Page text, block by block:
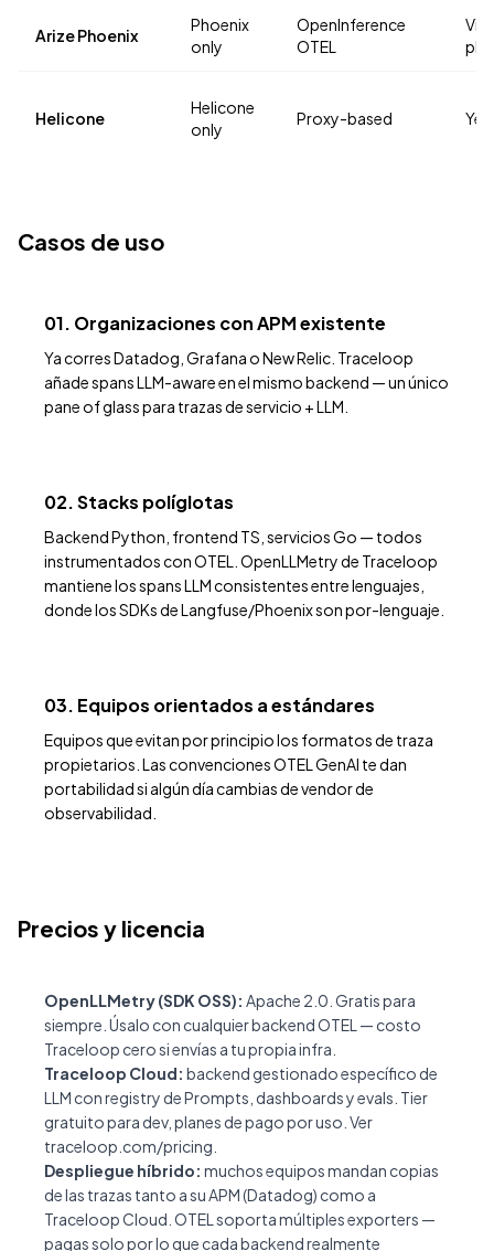
Arize Phoenix
Phoenix
only
OpenInference
OTEL
Via
Helicone
Helicone
only
Proxy-based Yes
Casos de uso
01. Organizaciones con APM existente
Ya corres Datadog, Grafana o New Relic. Traceloop
añade spans LLM-aware en el mismo backend — un único
pane of glass para trazas de servicio + LLM.
02. Stacks políglotas
Backend Python, frontend TS, servicios Go — todos
instrumentados con OTEL. OpenLLMetry de Traceloop
mantiene los spans LLM consistentes entre lenguajes,
donde los SDKs de Langfuse/Phoenix son por-lenguaje.
03. Equipos orientados a estándares
Equipos que evitan por principio los formatos de traza
propietarios. Las convenciones OTEL GenAI te dan
portabilidad si algún día cambias de vendor de
observabilidad.
Precios y licencia
OpenLLMetry (SDK OSS): Apache 2.0. Gratis para
siempre. Úsalo con cualquier backend OTEL — costo
Traceloop cero si envías a tu propia infra.
Traceloop Cloud: backend gestionado específico de
LLM con registry de Prompts, dashboards y evals. Tier
gratuito para dev, planes de pago por uso. Ver
traceloop.com/pricing
Despliegue híbrido: muchos equipos mandan copias
de las trazas tanto a su APM (Datadog) como a
Traceloop Cloud. OTEL soporta múltiples exporters —
pagas solo por lo que cada backend realmente